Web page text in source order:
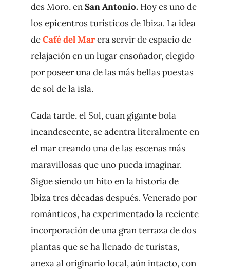
des Moro, enSan Antonio. Hoy es uno de
los epicentros turísticos de Ibiza. La idea
deCafé del Marera servir de espacio de
relajación en un lugar ensoñador, elegido
por poseer una de las más bellas puestas
de sol de la isla.
Cada tarde, el Sol, cuan gigante bola
incandescente, se adentra literalmente en
el mar creando una de las escenas más
maravillosas que uno pueda imaginar.
Sigue siendo un hito en la historia de
Ibiza tres décadas después. Venerado por
románticos, ha experimentado la reciente
incorporación de una gran terraza de dos
plantas que se ha llenado de turistas,
anexa al originario local, aún intacto, con